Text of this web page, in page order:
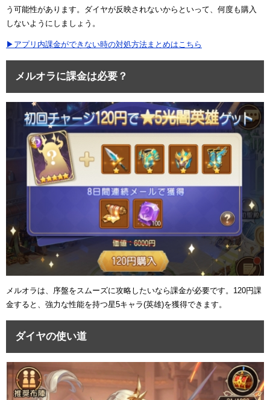
う可能性があります。ダイヤが反映されないからといって、何度も購入
しないようにしましょう。
▶アプリ内課金ができない時の対処方法まとめはこちら
メルオラに課金は必要？
メルオラは、序盤をスムーズに攻略したいなら課金が必要です。120円課
金すると、強力な性能を持つ星5キャラ(英雄)を獲得できます。
ダイヤの使い道